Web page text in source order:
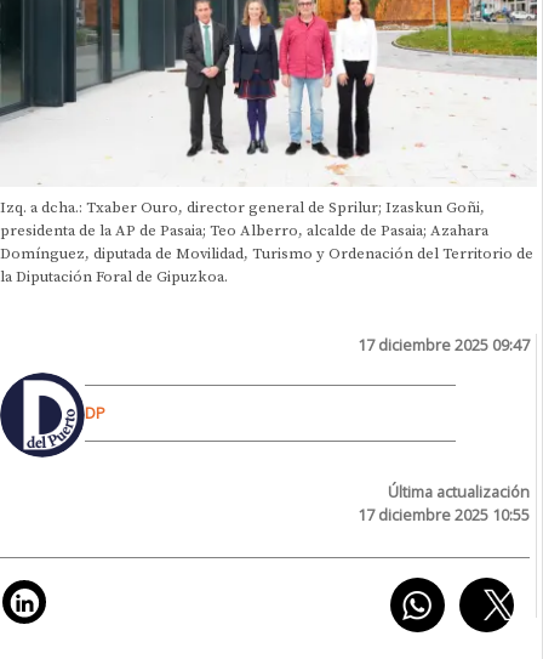
Izq. a dcha.: Txaber Ouro, director general de Sprilur; Izaskun Goñi,
presidenta de la AP de Pasaia; Teo Alberro, alcalde de Pasaia; Azahara
Domínguez, diputada de Movilidad, Turismo y Ordenación del Territorio de
la Diputación Foral de Gipuzkoa.
17 diciembre 2025 09:47
DP
Última actualización
17 diciembre 2025 10:55